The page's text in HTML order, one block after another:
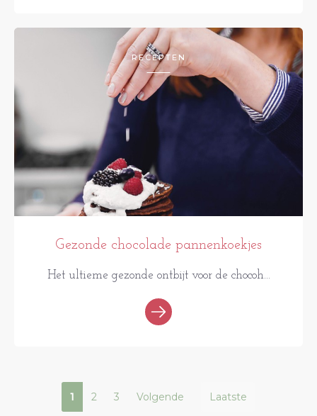
RECEPTEN
Gezonde chocolade pannenkoekjes
Het ultieme gezonde ontbijt voor de chocoh...
1 2 3 Volgende Laatste